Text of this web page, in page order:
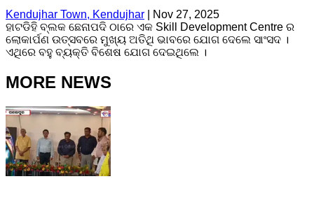
Kendujhar Town, Kendujhar
Nov 27, 2025
ହାଟଡିହି ବ୍ଲକ ଛେନାପଦି ଠାରେ ଏକ Skill Development Centre ର
ଲୋକାର୍ପଣ ଉତ୍ସବରେ ମୁଖ୍ୟ ଅତିଥି ଭାବରେ ଯୋଗ ଦେଲେ ସାଂସଦ ।
ଏଥିରେ ବହୁ ବ୍ୟକ୍ତି ବିଶେଷ ଯୋଗ ଦେଇଥିଲେ ।
MORE NEWS